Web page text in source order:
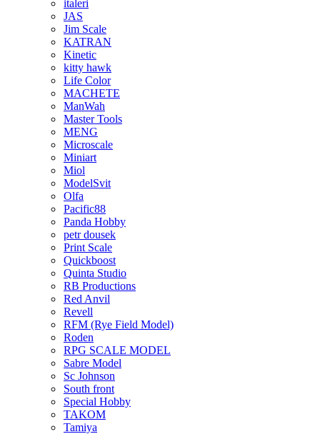
italeri
JAS
Jim Scale
KATRAN
Kinetic
kitty hawk
Life Color
MACHETE
ManWah
Master Tools
MENG
Microscale
Miniart
Miol
ModelSvit
Olfa
Pacific88
Panda Hobby
petr dousek
Print Scale
Quickboost
Quinta Studio
RB Productions
Red Anvil
Revell
RFM (Rye Field Model)
Roden
RPG SCALE MODEL
Sabre Model
Sc Johnson
South front
Special Hobby
TAKOM
Tamiya